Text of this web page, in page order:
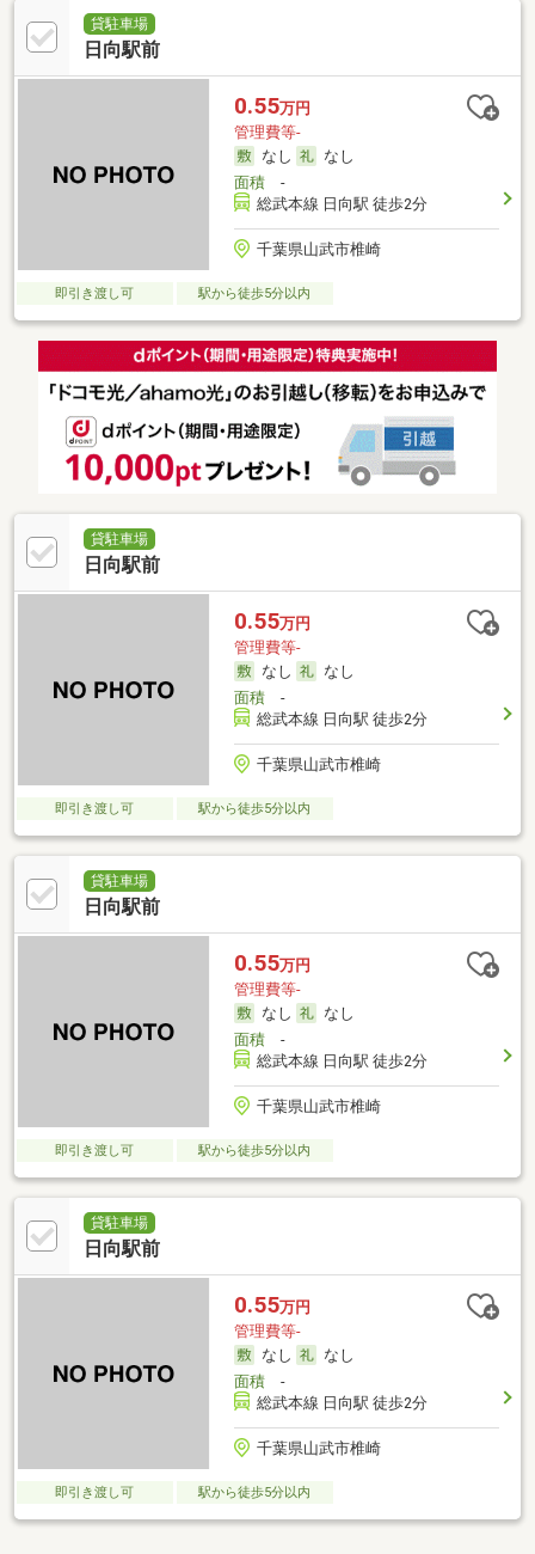
貸駐車場
日向駅前
0.55万円
管理費等-
なし
なし
面積-
総武本線 日向駅 徒歩2分
千葉県山武市椎崎
即引き渡し可 駅から徒歩5分以内
貸駐車場
日向駅前
0.55万円
管理費等-
なし
なし
面積-
総武本線 日向駅 徒歩2分
千葉県山武市椎崎
即引き渡し可 駅から徒歩5分以内
貸駐車場
日向駅前
0.55万円
管理費等-
なし
なし
面積-
総武本線 日向駅 徒歩2分
千葉県山武市椎崎
即引き渡し可 駅から徒歩5分以内
貸駐車場
日向駅前
0.55万円
管理費等-
なし
なし
面積-
総武本線 日向駅 徒歩2分
千葉県山武市椎崎
即引き渡し可 駅から徒歩5分以内